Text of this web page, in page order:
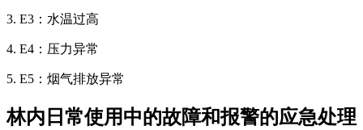
3. E3：水温过高
4. E4：压力异常
5. E5：烟气排放异常
林内日常使用中的故障和报警的应急处理